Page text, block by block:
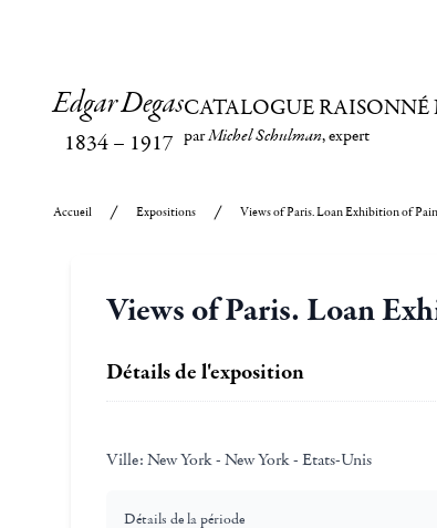
Edgar Degas
1834– 1917
CATALOGUE
parMichel Schulman, expert
Accueil Expositions Views of Paris. Loan Exhibition of
Views of Paris. Loan
Détails de l'exposition
Ville: New York - New York - Etats-Unis
Détails de la période